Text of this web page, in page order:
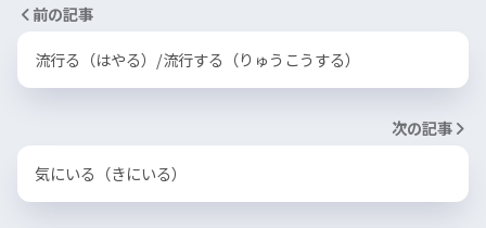
前の記事
流行る（はやる）/流行する（りゅうこうする）
次の記事
気にいる（きにいる）